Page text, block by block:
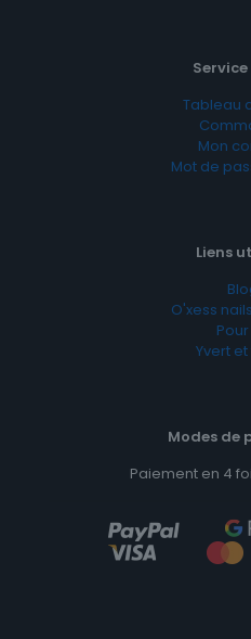
Tableau
Mon
Mot de
Liens
O'xess
Yvert
Modes de
Paiement en 4